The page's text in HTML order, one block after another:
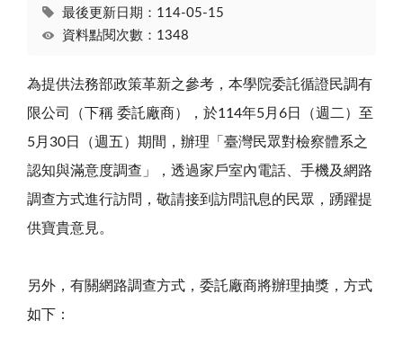
最後更新日期：114-05-15
資料點閱次數：1348
為提供法務部政策革新之參考，本學院委託循證民調有
限公司（下稱 委託廠商），於114年5月6日（週二）至
5月30日（週五）期間，辦理「臺灣民眾對檢察體系之
認知與滿意度調查」，透過家戶室內電話、手機及網路
調查方式進行訪問，敬請接到訪問訊息的民眾，踴躍提
供寶貴意見。
另外，有關網路調查方式，委託廠商將辦理抽獎，方式
如下：